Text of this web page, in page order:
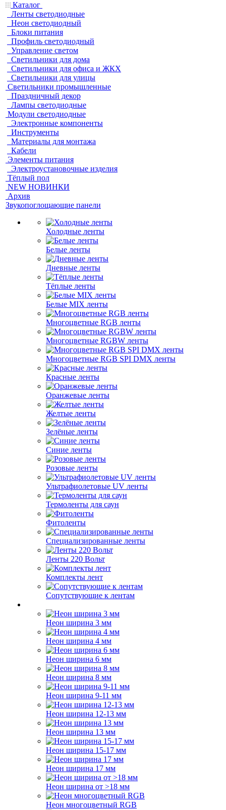
Каталог
Ленты светодиодные
Неон светодиодный
Блоки питания
Профиль светодиодный
Управление светом
Светильники для дома
Светильники для офиса и ЖКХ
Светильники для улицы
Светильники промышленные
Праздничный декор
Лампы светодиодные
Модули светодиодные
Электронные компоненты
Инструменты
Материалы для монтажа
Кабели
Элементы питания
Электроустановочные изделия
Тёплый пол
NEW НОВИНКИ
Архив
Звукопоглощающие панели
Холодные ленты
Белые ленты
Дневные ленты
Тёплые ленты
Белые MIX ленты
Многоцветные RGB ленты
Многоцветные RGBW ленты
Многоцветные RGB SPI DMX ленты
Красные ленты
Оранжевые ленты
Желтые ленты
Зелёные ленты
Синие ленты
Розовые ленты
Ультрафиолетовые UV ленты
Термоленты для саун
Фитоленты
Специализированные ленты
Ленты 220 Вольт
Комплекты лент
Сопутствующие к лентам
Неон ширина 3 мм
Неон ширина 4 мм
Неон ширина 6 мм
Неон ширина 8 мм
Неон ширина 9-11 мм
Неон ширина 12-13 мм
Неон ширина 13 мм
Неон ширина 15-17 мм
Неон ширина 17 мм
Неон ширина от >18 мм
Неон многоцветный RGB